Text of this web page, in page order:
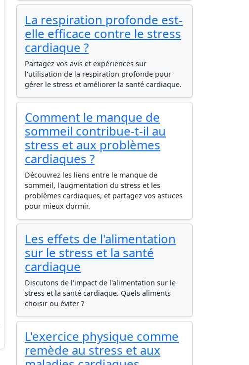
La respiration profonde est-
elle efficace contre le stress
cardiaque ?
Partagez vos avis et expériences sur
l'utilisation de la respiration profonde pour
gérer le stress et améliorer la santé cardiaque.
Comment le manque de
sommeil contribue-t-il au
stress et aux problèmes
cardiaques ?
Découvrez les liens entre le manque de
sommeil, l'augmentation du stress et les
problèmes cardiaques, et partagez vos astuces
pour mieux dormir.
Les effets de l'alimentation
sur le stress et la santé
cardiaque
Discutons de l'impact de l'alimentation sur le
stress et la santé cardiaque. Quels aliments
choisir ou éviter ?
L'exercice physique comme
remède au stress et aux